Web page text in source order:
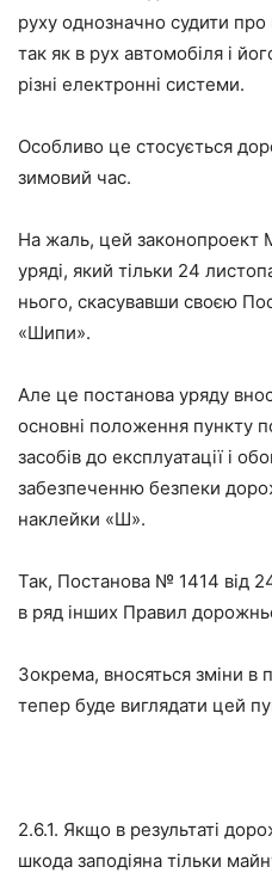
руху однозначно судити про
так як в рух автомобіля і
різні електронні системи.
Особливо це стосується
зимовий час.
На жаль, цей законопроект
уряді, який тільки 24
нього, скасувавши своєю
«Шипи».
Але це постанова уряду
основні положення пункту
засобів до експлуатації і
забезпеченню безпеки
наклейки «Ш».
Так, Постанова № 1414 від
в ряд інших Правил
Зокрема, вносяться зміни
тепер буде виглядати цей
2.6.1. Якщо в результаті
шкода заподіяна тільки